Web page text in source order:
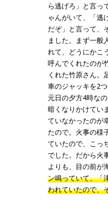
ら逃げろ」と言っ
ゃんがいて、「逃
だぞ」と言って、
ました。まず一般
れて、どうにかこ
呼んでくれたのが
くれた竹原さん。
車のジャッキを2
元日の夕方4時な
暗くなりかけてい
ていなかったのが
たので。火事の様
ていたので、こっ
でした。だから火
よりも、目の前が
ン鳴っていて、「
われていたので、